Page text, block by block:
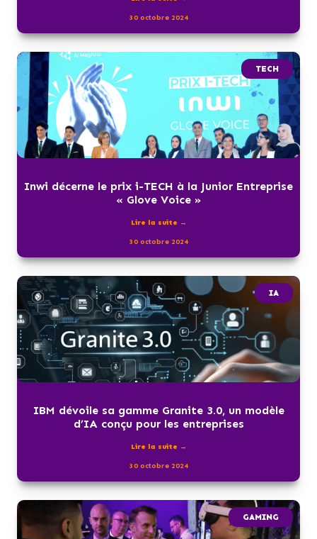
30 octobre 2024
TECH
Inwi décerne le prix i-TECH à la Junior Entreprise
« Glove Voice »
Lire la suite →
30 octobre 2024
IA
IBM dévoile sa gamme Granite 3.0, un modèle
d’IA conçu pour les entreprises
Lire la suite →
30 octobre 2024
GAMING